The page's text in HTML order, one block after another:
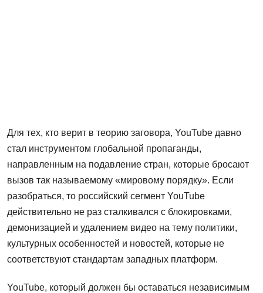
Для тех, кто верит в теорию заговора, YouTube давно
стал инструментом глобальной пропаганды,
направленным на подавление стран, которые бросают
вызов так называемому «мировому порядку». Если
разобраться, то российский сегмент YouTube
действительно не раз сталкивался с блокировками,
демонизацией и удалением видео на тему политики,
культурных особенностей и новостей, которые не
соответствуют стандартам западных платформ.
YouTube, который должен бы оставаться независимым